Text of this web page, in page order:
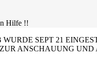
Hilfe !!
SEPT 21
ANSCHAUUNG UND